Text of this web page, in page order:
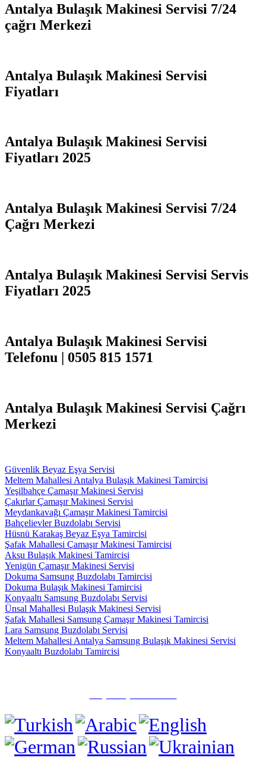
Antalya Bulaşık Makinesi Servisi 7/24
çağrı Merkezi
Antalya Bulaşık Makinesi Servisi
Fiyatları
Antalya Bulaşık Makinesi Servisi
Fiyatları 2025
Antalya Bulaşık Makinesi Servisi 7/24
Çağrı Merkezi
Antalya Bulaşık Makinesi Servisi Servis
Fiyatları 2025
Antalya Bulaşık Makinesi Servisi
Telefonu | 0505 815 1571
Antalya Bulaşık Makinesi Servisi Çağrı
Merkezi
Güvenlik Beyaz Eşya Servisi
Meltem Mahallesi Antalya Bulaşık Makinesi Tamircisi
Yeşilbahçe Çamaşır Makinesi Servisi
Çakırlar Çamaşır Makinesi Servisi
Meydankavağı Çamaşır Makinesi Tamircisi
Bahçelievler Buzdolabı Servisi
Hüsnü Karakaş Beyaz Eşya Tamircisi
Şafak Mahallesi Çamaşır Makinesi Tamircisi
Aksu Bulaşık Makinesi Tamircisi
Yenigün Çamaşır Makinesi Servisi
Dokuma Samsung Buzdolabı Tamircisi
Dokuma Bulaşık Makinesi Tamircisi
Konyaaltı Samsung Buzdolabı Servisi
Ünsal Mahallesi Bulaşık Makinesi Servisi
Şafak Mahallesi Samsung Çamaşır Makinesi Tamircisi
Lara Samsung Buzdolabı Servisi
Meltem Mahallesi Antalya Samsung Bulaşık Makinesi Servisi
Konyaaltı Buzdolabı Tamircisi